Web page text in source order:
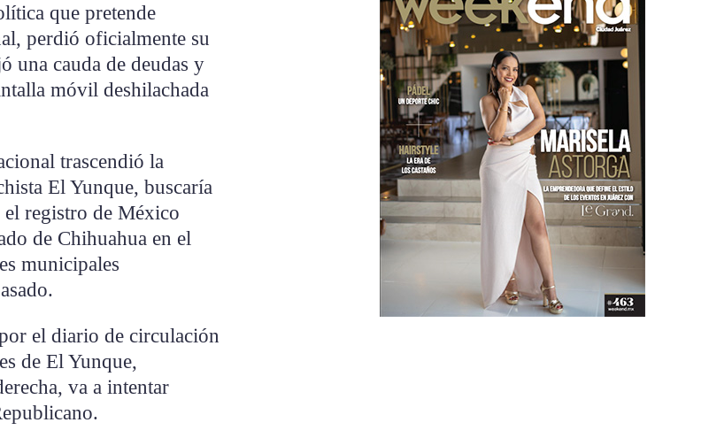
que pretende
perdió oficialmente su
una cauda de deudas y
móvil deshilachada
trascendió la
El Yunque, buscaría
registro de México
de Chihuahua en el
municipales
el diario de circulación
de El Yunque,
va a intentar